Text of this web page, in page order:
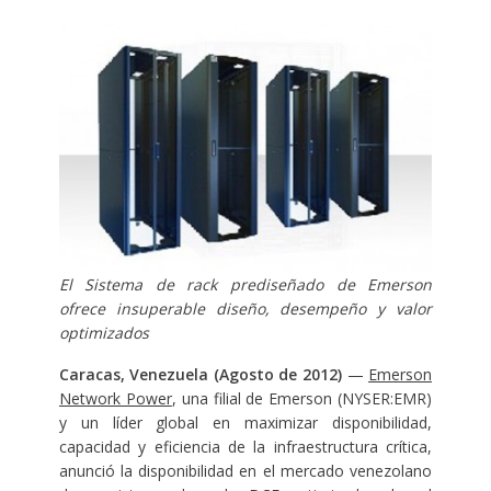
El Sistema de rack prediseñado de Emerson
ofrece insuperable diseño, desempeño y valor
optimizados
Caracas, Venezuela (Agosto de 2012) — Emerson
Network Power, una filial de Emerson (NYSER:EMR)
y un líder global en maximizar disponibilidad,
capacidad y eficiencia de la infraestructura crítica,
anunció la disponibilidad en el mercado venezolano